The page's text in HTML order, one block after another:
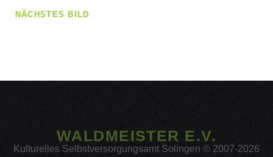
NÄCHSTES BILD
WALDMEISTER E.V.
Kulturelles Selbstversorgungsamt Solingen © 2007-2026